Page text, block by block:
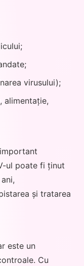
virusului);
alimentație,
ul poate fi ținut
și tratarea
este un
Cu